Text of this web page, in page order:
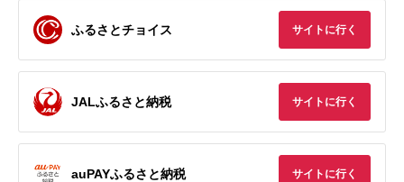
ふるさとチョイス サイトに行く
JALふるさと納税 サイトに行く
auPAYふるさと納税 サイトに行く